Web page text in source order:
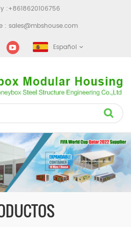
:+8618620106756
: sales@mbshouse.com
Español